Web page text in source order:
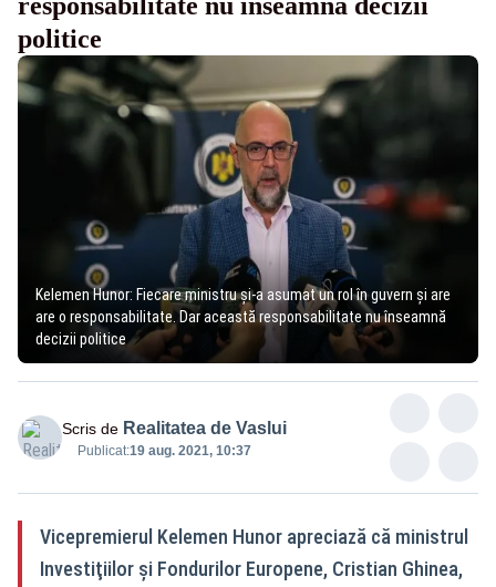
politice
Kelemen Hunor: Fiecare ministru şi-a asumat un rol în guvern şi are
are o responsabilitate. Dar această responsabilitate nu înseamnă
decizii politice
Scris de Realitatea de Vaslui
Publicat:19 aug. 2021, 10:37
Vicepremierul Kelemen Hunor apreciază că ministrul
Investiţiilor şi Fondurilor Europene, Cristian Ghinea,